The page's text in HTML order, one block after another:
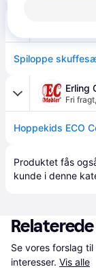
Spiloppe
Erling
Fri fragt,
Produktet fås
kunde i denne
Se vores forslag
interesser. Vis alle